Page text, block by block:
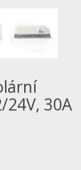
30A